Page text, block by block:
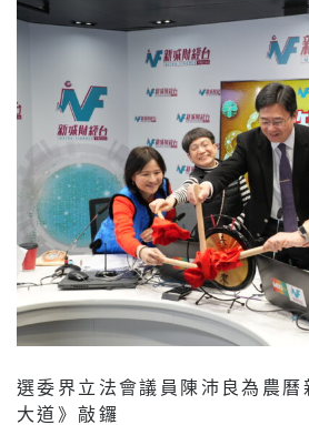
選委界立法會議員陳沛良為農曆
大道》敲鑼